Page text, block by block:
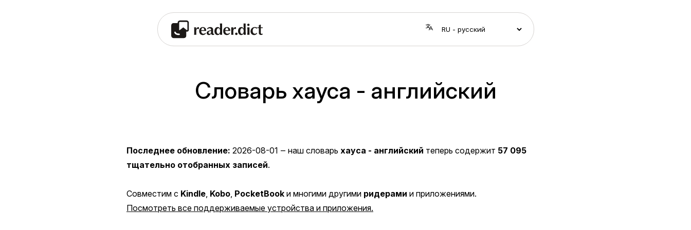
Словарь хауса - английский
Последнее обновление: 2026-08-01 ‒ наш словарь хауса - английский теперь содержит 57 095
тщательно отобранных записей.
Совместим с Kindle Kobo PocketBook и многими другими ридерами и приложениями.
Посмотреть все поддерживаемые устройства и приложения.